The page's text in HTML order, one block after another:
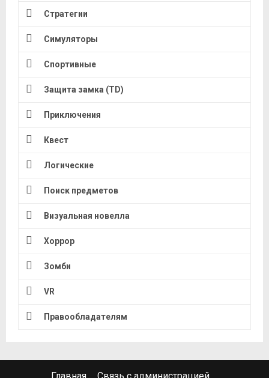
Стратегии
Симуляторы
Спортивные
Защита замка (TD)
Приключения
Квест
Логические
Поиск предметов
Визуальная новелла
Хоррор
Зомби
VR
Правообладателям